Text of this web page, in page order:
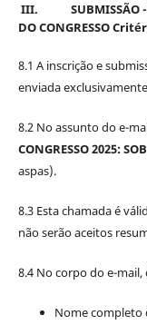
III. SUBMISSÃO
DO CONGRESSO
8.1 A inscrição e
enviada
8.2 No assunto do e-
CONGRESSO 2025:
aspas).
8.3 Esta chamada é
não serão aceitos
8.4 No corpo do e-
Nome completo